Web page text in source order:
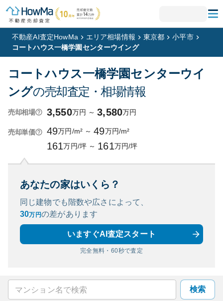
不動産AI査定HowMa エリア相場情報 東京都
小平市
コートハウス一橋学園センターウイング
コートハウス一橋学園センターウイ
ングの売却査定・相場情報
売却相場 3,550万円 ～ 3,580万円
売却単価 49万円/m² ～ 49万円/m²
161万円/坪 ～ 161万円/坪
あなたの家はいくら？
同じ建物でも階数や広さによって、
30万円の差があります
いますぐAI査定スタート
完全無料・60秒で査定
検索